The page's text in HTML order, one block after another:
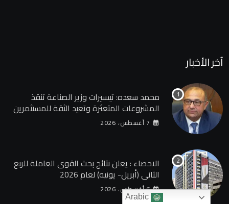
آخر الأخبار
محمد سعده: تيسيرات وزير الصناعة تنقذ
المشروعات المتعثرة وتعيد الثقة للمستثمرين
7 أغسطس، 2026
الاحصاء : يعلن نتائج بحث القوى العاملة للربع
الثانى (أبريل- يونيه) لعام 2026
6 أغسطس، 2026